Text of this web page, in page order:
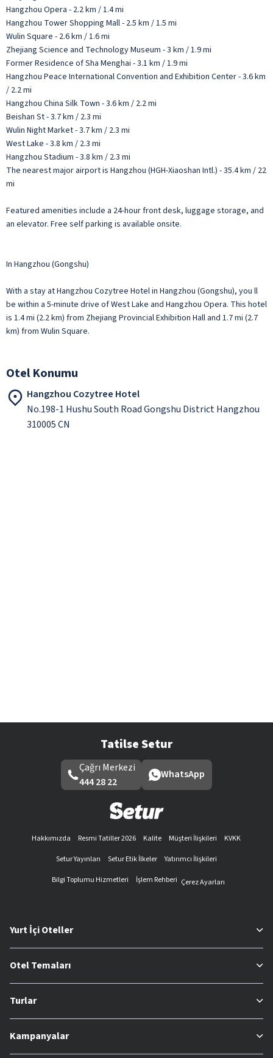
Hangzhou Opera - 2.2 km / 1.4 mi
Hangzhou Tower Shopping Mall - 2.5 km / 1.5 mi
Wulin Square - 2.6 km / 1.6 mi
Zhejiang Science and Technology Museum - 3 km / 1.9 mi
Former Residence of Sha Menghai - 3.1 km / 1.9 mi
Hangzhou Peace International Convention and Exhibition Center - 3.6 km
/ 2.2 mi
Hangzhou China Silk Town - 3.6 km / 2.2 mi
Beishan St - 3.7 km / 2.3 mi
Wulin Night Market - 3.7 km / 2.3 mi
West Lake - 3.8 km / 2.3 mi
Hangzhou Stadium - 3.8 km / 2.3 mi
The nearest major airport is Hangzhou (HGH-Xiaoshan Intl.) - 35.4 km / 22
mi
Featured amenities include a 24-hour front desk, luggage storage, and
an elevator. Free self parking is available onsite.
In Hangzhou (Gongshu)
With a stay at Hangzhou Cozytree Hotel in Hangzhou (Gongshu), you ll
be within a 5-minute drive of West Lake and Hangzhou Opera. This hotel
is 1.4 mi (2.2 km) from Zhejiang Provincial Exhibition Hall and 1.7 mi (2.7
km) from Wulin Square.
Otel Konumu
Hangzhou Cozytree Hotel
No.198-1 Hushu South Road Gongshu District Hangzhou
310005 CN
Tatilse Setur
Çağrı Merkezi
444 28 22
WhatsApp
Hakkımızda Resmi Tatiller 2026 Kalite Müşteri İlişkileri
KVKK
Setur Yayınları
Setur Etik İlkeler
Yatırımcı İlişkileri
Bilgi Toplumu Hizmetleri
İşlem Rehberi Çerez Ayarları
Yurt İçi Oteller
Otel Temaları
Turlar
Kampanyalar